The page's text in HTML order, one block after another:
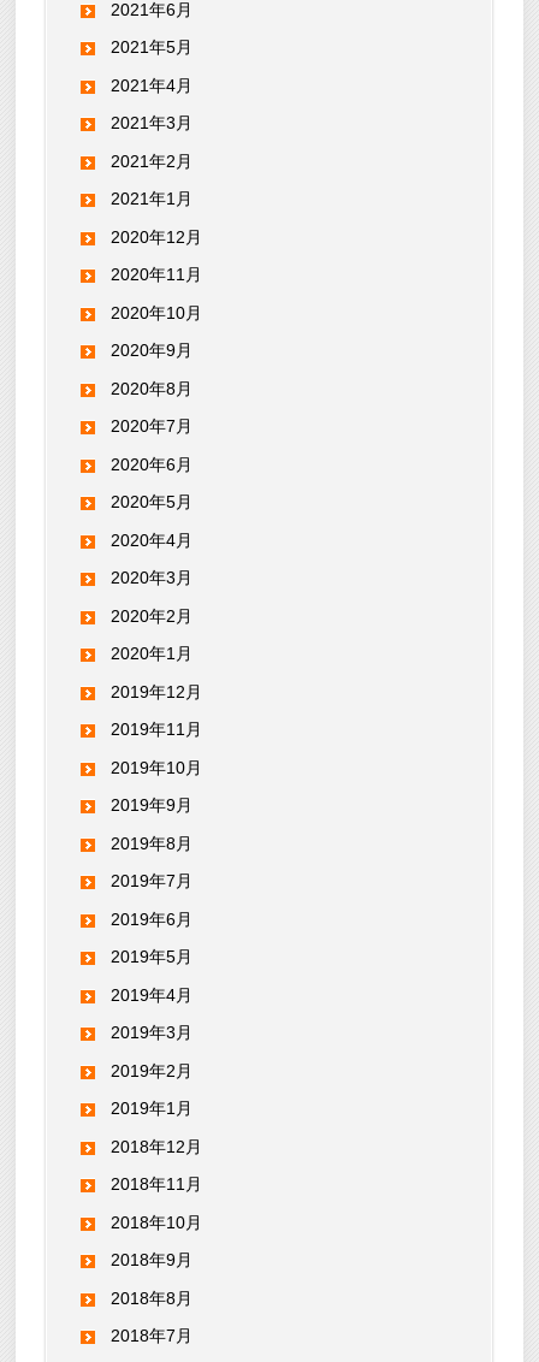
2021年6月
2021年5月
2021年4月
2021年3月
2021年2月
2021年1月
2020年12月
2020年11月
2020年10月
2020年9月
2020年8月
2020年7月
2020年6月
2020年5月
2020年4月
2020年3月
2020年2月
2020年1月
2019年12月
2019年11月
2019年10月
2019年9月
2019年8月
2019年7月
2019年6月
2019年5月
2019年4月
2019年3月
2019年2月
2019年1月
2018年12月
2018年11月
2018年10月
2018年9月
2018年8月
2018年7月